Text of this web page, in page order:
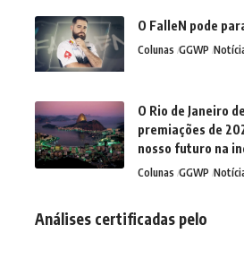
O FalleN pode
Colunas GGWP
O Rio de Janeiro
premiações de
nosso futuro na
Colunas GGWP
Análises certificadas pelo